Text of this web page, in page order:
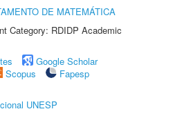
DE MATEMÁTICA
Category: RDIDP Academic
Google Scholar
Scopus
Fapesp
UNESP